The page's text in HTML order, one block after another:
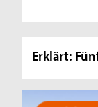
Erklärt: